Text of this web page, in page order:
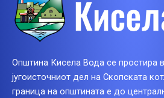
Општина Кисела Вода се простира
југоисточниот дел на Скопската
граница на општината е до